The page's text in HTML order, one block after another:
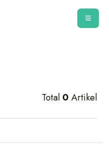
Total 0 Artikel